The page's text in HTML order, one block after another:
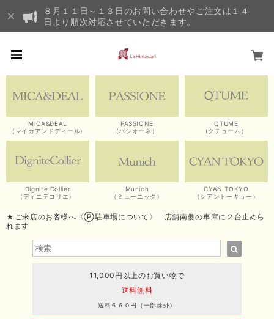
８月１１日～１３日のお問い合わせやご注文は１４
日より順次対応させていただきます。
MICA&DEAL
(マイカアンドディール)
PASSIONE
(パシオーネ）
QTUME
(クチューム）
Dignite Collier
(ディニテコリエ）
Munich
（ミューニック）
CYAN TOKYO
（シアントーキョー）
★ご来店のお客様へ〈Ⓟ駐車場について〉 店舗南側の車庫に２台止めら
れます
11,000円以上のお買い物で
送料無料
送料６６０円（一部除外）